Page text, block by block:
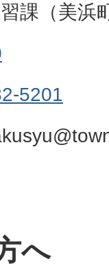
課（美浜
5201
へ